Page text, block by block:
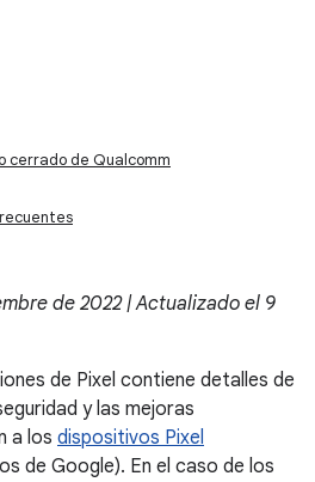
cerrado de Qualcomm
de 2022 | Actualizado el 9
de Pixel contiene detalles de
y las mejoras
a los dispositivos Pixel
de Google). En el caso de los